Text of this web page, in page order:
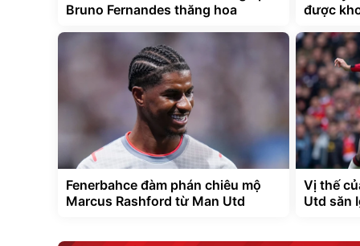
Bruno Fernandes thăng hoa
được
Fenerbahce đàm phán chiêu mộ
Marcus Rashford từ Man Utd
Vị thế
Utd săn